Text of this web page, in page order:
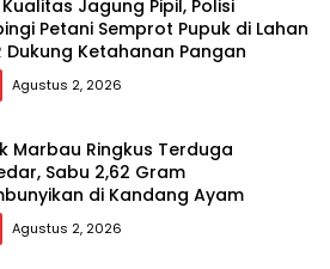
Jagung Pipil, Polisi
Petani Semprot Pupuk di Lahan
Dukung Ketahanan Pangan
Agustus 2, 2026
Marbau Ringkus Terduga
Sabu 2,62 Gram
di Kandang Ayam
Agustus 2, 2026